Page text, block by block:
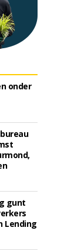
onder
gunt
Lending